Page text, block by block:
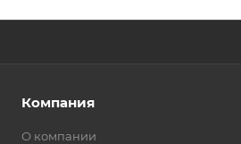
Компания
О компании